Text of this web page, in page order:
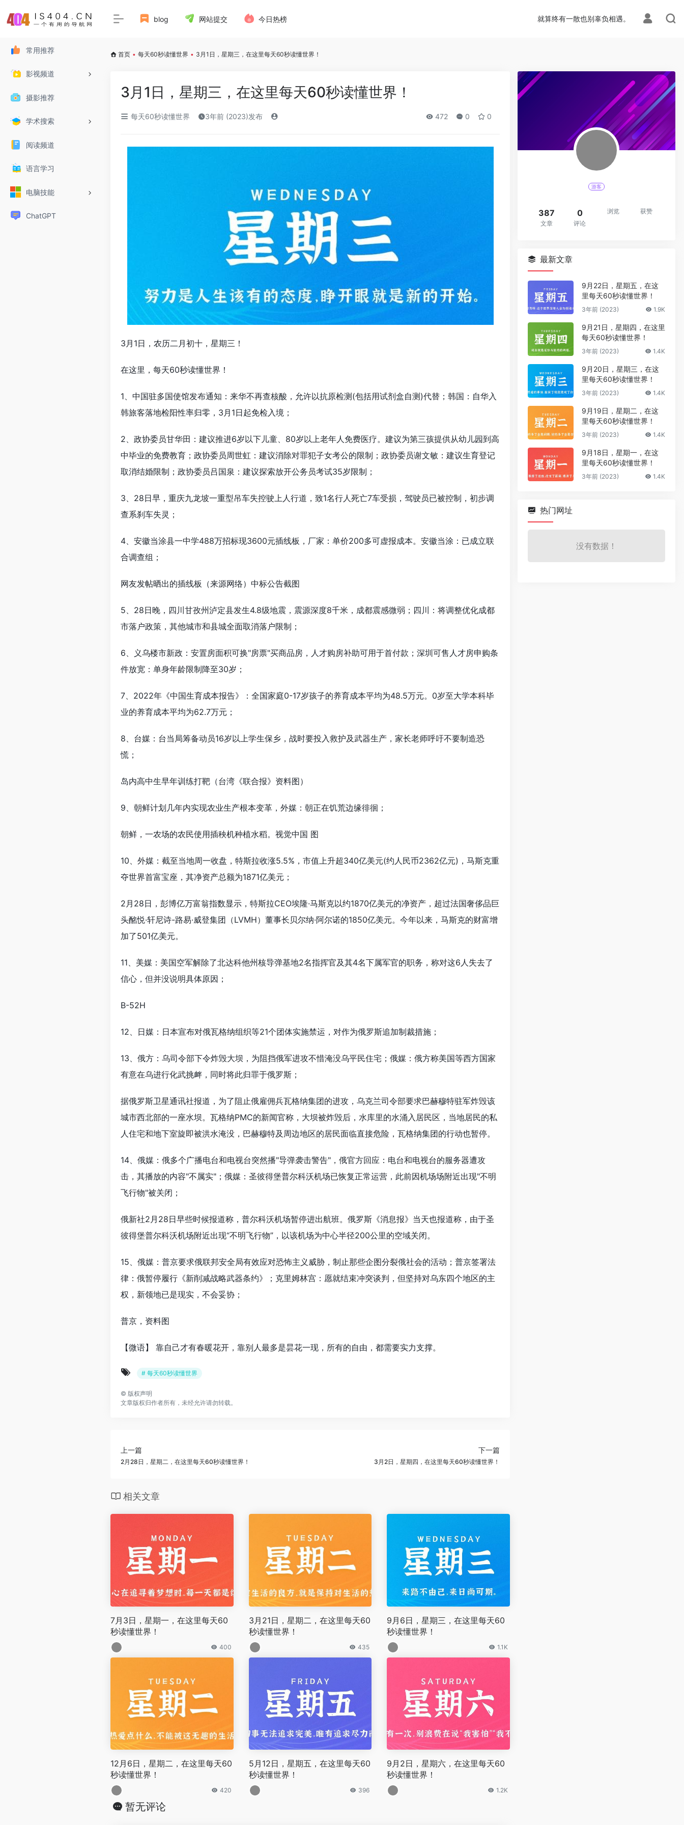
常用推荐
影视频道
摄影推荐
学术搜索
阅读频道
语言学习
电脑技能
ChatGPT
blog 网站提交 今日热榜 就算终有一散也别辜负相遇。
首页 • 每天60秒读懂世界 • 3月1日，星期三，在这里每天60秒读懂世界！
3月1日，星期三，在这里每天60秒读懂世界！
每天60秒读懂世界 3年前 (2023)发布 472 0 0
3月1日，农历二月初十，星期三！
在这里，每天60秒读懂世界！
1、中国驻多国使馆发布通知：来华不再查核酸，允许以抗原检测(包括用试剂盒自测)代替；韩国：自华入
韩旅客落地检阳性率归零，3月1日起免检入境；
2、政协委员甘华田：建议推进6岁以下儿童、80岁以上老年人免费医疗。建议为第三孩提供从幼儿园到高
中毕业的免费教育；政协委员周世虹：建议消除对罪犯子女考公的限制；政协委员谢文敏：建议生育登记
取消结婚限制；政协委员吕国泉：建议探索放开公务员考试35岁限制；
3、28日早，重庆九龙坡一重型吊车失控驶上人行道，致1名行人死亡7车受损，驾驶员已被控制，初步调
查系刹车失灵；
4、安徽当涂县一中学488万招标现3600元插线板，厂家：单价200多可虚报成本。安徽当涂：已成立联
合调查组；
网友发帖晒出的插线板（来源网络）中标公告截图
5、28日晚，四川甘孜州泸定县发生4.8级地震，震源深度8千米，成都震感微弱；四川：将调整优化成都
市落户政策，其他城市和县城全面取消落户限制；
6、义乌楼市新政：安置房面积可换"房票"买商品房，人才购房补助可用于首付款；深圳可售人才房申购条
件放宽：单身年龄限制降至30岁；
7、2022年《中国生育成本报告》：全国家庭0-17岁孩子的养育成本平均为48.5万元。0岁至大学本科毕
业的养育成本平均为62.7万元；
8、台媒：台当局筹备动员16岁以上学生保乡，战时要投入救护及武器生产，家长老师呼吁不要制造恐
慌；
岛内高中生早年训练打靶（台湾《联合报》资料图）
9、朝鲜计划几年内实现农业生产根本变革，外媒：朝正在饥荒边缘徘徊；
朝鲜，一农场的农民使用插秧机种植水稻。视觉中国 图
10、外媒：截至当地周一收盘，特斯拉收涨5.5%，市值上升超340亿美元(约人民币2362亿元)，马斯克重
夺世界首富宝座，其净资产总额为1871亿美元；
2月28日，彭博亿万富翁指数显示，特斯拉CEO埃隆·马斯克以约1870亿美元的净资产，超过法国奢侈品巨
头酩悦·轩尼诗-路易·威登集团（LVMH）董事长贝尔纳·阿尔诺的1850亿美元。今年以来，马斯克的财富增
加了501亿美元。
11、美媒：美国空军解除了北达科他州核导弹基地2名指挥官及其4名下属军官的职务，称对这6人失去了
信心，但并没说明具体原因；
B-52H
12、日媒：日本宣布对俄瓦格纳组织等21个团体实施禁运，对作为俄罗斯追加制裁措施；
13、俄方：乌司令部下令炸毁大坝，为阻挡俄军进攻不惜淹没乌平民住宅；俄媒：俄方称美国等西方国家
有意在乌进行化武挑衅，同时将此归罪于俄罗斯；
据俄罗斯卫星通讯社报道，为了阻止俄雇佣兵瓦格纳集团的进攻，乌克兰司令部要求巴赫穆特驻军炸毁该
城市西北部的一座水坝。瓦格纳PMC的新闻官称，大坝被炸毁后，水库里的水涌入居民区，当地居民的私
人住宅和地下室旋即被洪水淹没，巴赫穆特及周边地区的居民面临直接危险，瓦格纳集团的行动也暂停。
14、俄媒：俄多个广播电台和电视台突然播"导弹袭击警告"，俄官方回应：电台和电视台的服务器遭攻
击，其播放的内容"不属实"；俄媒：圣彼得堡普尔科沃机场已恢复正常运营，此前因机场场附近出现"不明
飞行物"被关闭；
俄新社2月28日早些时候报道称，普尔科沃机场暂停进出航班。俄罗斯《消息报》当天也报道称，由于圣
彼得堡普尔科沃机场附近出现“不明飞行物”，以该机场为中心半径200公里的空域关闭。
15、俄媒：普京要求俄联邦安全局有效应对恐怖主义威胁，制止那些企图分裂俄社会的活动；普京签署法
律：俄暂停履行《新削减战略武器条约》；克里姆林宫：愿就结束冲突谈判，但坚持对乌东四个地区的主
权，新领地已是现实，不会妥协；
普京，资料图
【微语】 靠自己才有春暖花开，靠别人最多是昙花一现，所有的自由，都需要实力支撑。
# 每天60秒读懂世界
© 版权声明
文章版权归作者所有，未经允许请勿转载。
上一篇
2月28日，星期二，在这里每天60秒读懂世界！
下一篇
3月2日，星期四，在这里每天60秒读懂世界！
相关文章
7月3日，星期一，在这里每天60
秒读懂世界！
400
3月21日，星期二，在这里每天60
秒读懂世界！
435
9月6日，星期三，在这里每天60
秒读懂世界！
1.1K
12月6日，星期二，在这里每天60
秒读懂世界！
420
5月12日，星期五，在这里每天60
秒读懂世界！
396
9月2日，星期六，在这里每天60
秒读懂世界！
1.2K
暂无评论
游客
387
文章
0
评论
浏览 获赞
最新文章
9月22日，星期五，在这
里每天60秒读懂世界！
3年前 (2023) 1.9K
9月21日，星期四，在这里
每天60秒读懂世界！
3年前 (2023) 1.4K
9月20日，星期三，在这
里每天60秒读懂世界！
3年前 (2023) 1.4K
9月19日，星期二，在这
里每天60秒读懂世界！
3年前 (2023) 1.4K
9月18日，星期一，在这
里每天60秒读懂世界！
3年前 (2023) 1.4K
热门网址
没有数据！